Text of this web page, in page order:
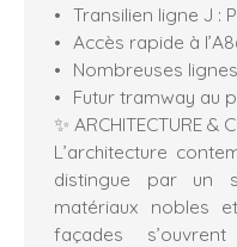
Transilien ligne J :
Accès rapide à
Nombreuses
Futur tramway au
✨ ARCHITECTURE &
L’architecture
distingue par un
matériaux nobles
façades